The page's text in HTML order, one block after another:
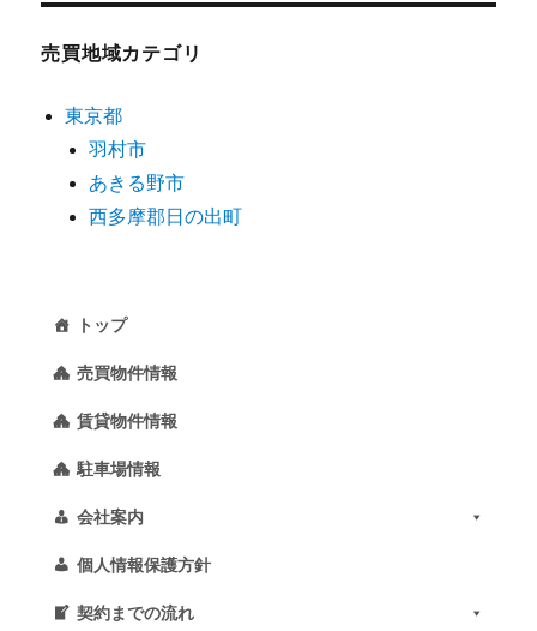
売買地域カテゴリ
東京都
羽村市
あきる野市
西多摩郡日の出町
トップ
売買物件情報
賃貸物件情報
駐車場情報
会社案内
個人情報保護方針
契約までの流れ